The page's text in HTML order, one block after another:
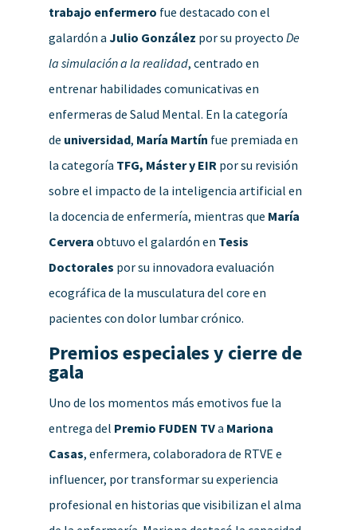
trabajo enfermero fue destacado con el
galardón a Julio González por su proyecto De
la simulación a la realidad, centrado en
entrenar habilidades comunicativas en
enfermeras de Salud Mental. En la categoría
de universidad, María Martín fue premiada en
la categoría TFG, Máster y EIR por su revisión
sobre el impacto de la inteligencia artificial en
la docencia de enfermería, mientras que María
Cervera obtuvo el galardón en Tesis
Doctorales por su innovadora evaluación
ecográfica de la musculatura del core en
pacientes con dolor lumbar crónico.
Premios especiales y cierre de
gala
Uno de los momentos más emotivos fue la
entrega del Premio FUDEN TVa Mariona
Casas, enfermera, colaboradora de RTVE e
influencer, por transformar su experiencia
profesional en historias que visibilizan el alma